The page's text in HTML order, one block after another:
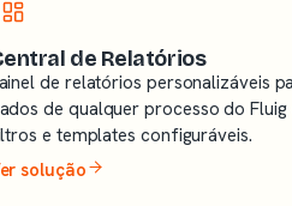
de Relatórios
de relatórios personalizáveis
de qualquer processo do
e templates configuráveis.
solução